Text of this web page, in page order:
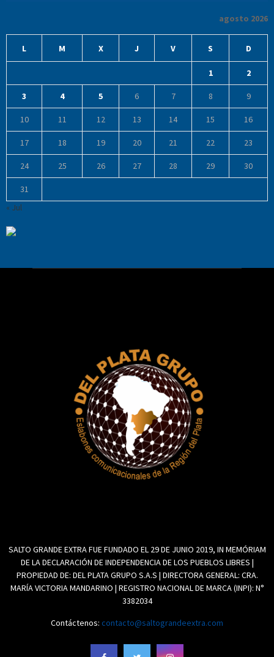
agosto 2026
L M X J V S D
1 2
3 4 5 6 7 8 9
10 11 12 13 14 15 16
17 18 19 20 21 22 23
24 25 26 27 28 29 30
31
« Jul
SALTO GRANDE EXTRA FUE FUNDADO EL 29 DE JUNIO 2019, IN MEMÓRIAM
DE LA DECLARACIÓN DE INDEPENDENCIA DE LOS PUEBLOS LIBRES |
PROPIEDAD DE: DEL PLATA GRUPO S.A.S | DIRECTORA GENERAL: CRA.
MARÍA VICTORIA MANDARINO | REGISTRO NACIONAL DE MARCA (INPI): N°
3382034
Contáctenos: contacto@saltograndeextra.com